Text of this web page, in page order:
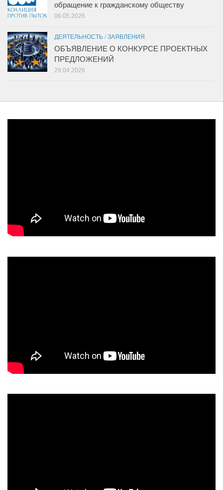
обращение к гражданскому обществу
06.05.2026
ДЕЯТЕЛЬНОСТЬ / ЗАЯВЛЕНИЯ
ОБЪЯВЛЕНИЕ О КОНКУРСЕ ПРОЕКТНЫХ
ПРЕДЛОЖЕНИЙ
29.04.2026